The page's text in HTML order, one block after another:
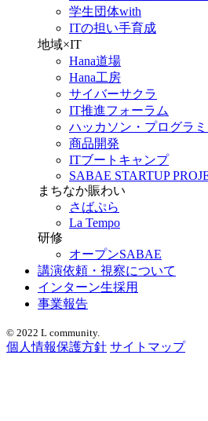
学生団体with
ITの担い手育成
地域×IT
Hana道場
Hana工房
サイバーサクラ
IT推進フォーラム
ハッカソン・プログラ
商品開発
ITブートキャンプ
SABAE STARTUP
まちなか賑わい
さばぷら
La Tempo
研修
オープンSABAE
講演依頼・視察について
インターン生採用
事業報告
© 2022 L community.
個人情報保護方針 サイトマップ